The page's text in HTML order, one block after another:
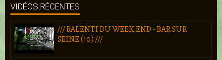
VIDÉOS RÉCENTES
/// RALENTI DU WEEK END - BAR SUR
SEINE (10) ///